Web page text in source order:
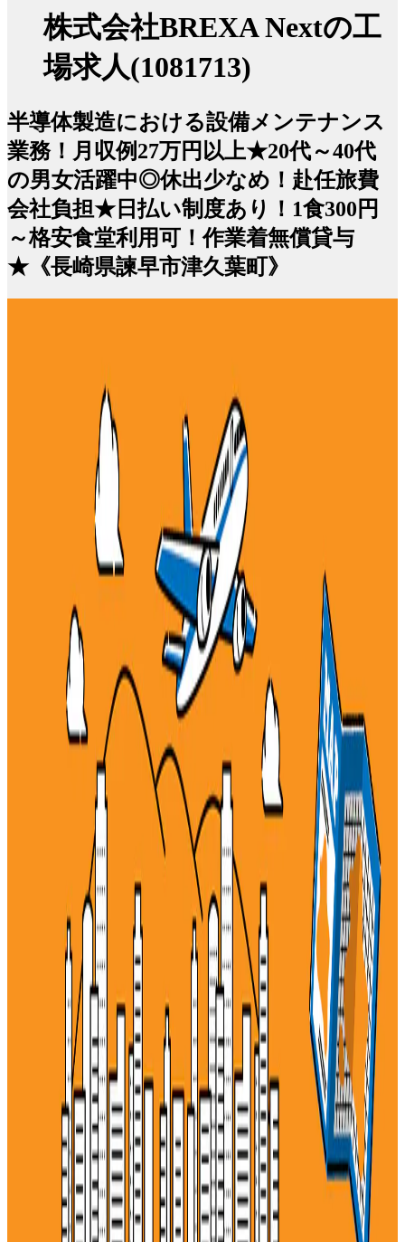
株式会社BREXA Nextの工
場求人(1081713)
半導体製造における設備メンテナンス
業務！月収例27万円以上★20代～40代
の男女活躍中◎休出少なめ！赴任旅費
会社負担★日払い制度あり！1食300円
～格安食堂利用可！作業着無償貸与
★《長崎県諫早市津久葉町》